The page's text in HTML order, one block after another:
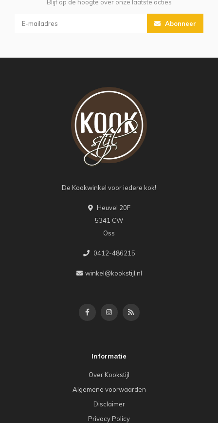
Blijf op de hoogte over onze laatste acties
Abonneer
De Kookwinkel voor iedere kok!
Heuvel 20F
5341 CW
Oss
0412-486215
winkel@kookstijl.nl
Informatie
Over Kookstijl
Algemene voorwaarden
Disclaimer
Privacy Policy